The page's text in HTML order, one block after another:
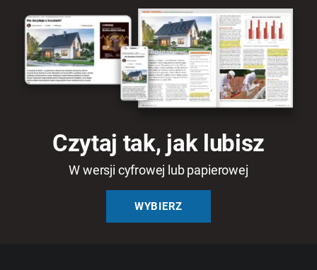
Czytaj tak, jak lubisz
W wersji cyfrowej lub papierowej
WYBIERZ